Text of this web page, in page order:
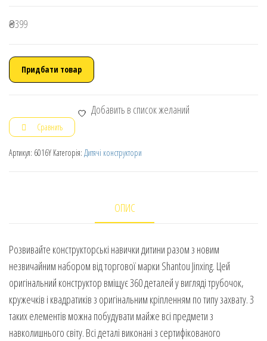
₴399
Придбати товар
Добавить в список желаний
Сравнить
Артикул: 6016Y Категорія: Дитячі конструктори
ОПИС
Розвивайте конструкторські навички дитини разом з новим
незвичайним набором від торгової марки Shantou Jinxing. Цей
оригінальний конструктор вміщує 360 деталей у вигляді трубочок,
кружечків і квадратиків з оригінальним кріпленням по типу захвату. З
таких елементів можна побудувати майже всі предмети з
навколишнього світу. Всі деталі виконані з сертифікованого